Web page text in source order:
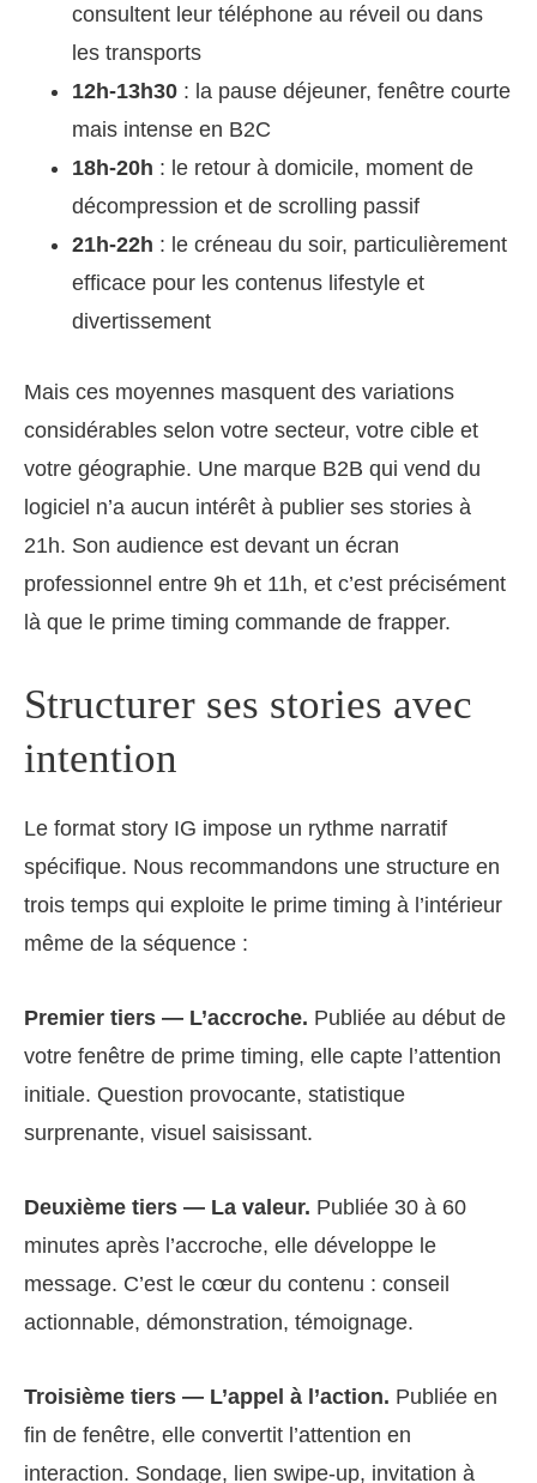
consultent leur téléphone au réveil ou dans
les transports
12h-13h30 : la pause déjeuner, fenêtre courte
mais intense en B2C
18h-20h : le retour à domicile, moment de
décompression et de scrolling passif
21h-22h : le créneau du soir, particulièrement
efficace pour les contenus lifestyle et
divertissement
Mais ces moyennes masquent des variations
considérables selon votre secteur, votre cible et
votre géographie. Une marque B2B qui vend du
logiciel n’a aucun intérêt à publier ses stories à
21h. Son audience est devant un écran
professionnel entre 9h et 11h, et c’est précisément
là que le prime timing commande de frapper.
Structurer ses stories avec
intention
Le format story IG impose un rythme narratif
spécifique. Nous recommandons une structure en
trois temps qui exploite le prime timing à l’intérieur
même de la séquence :
Premier tiers — L’accroche. Publiée au début de
votre fenêtre de prime timing, elle capte l’attention
initiale. Question provocante, statistique
surprenante, visuel saisissant.
Deuxième tiers — La valeur. Publiée 30 à 60
minutes après l’accroche, elle développe le
message. C’est le cœur du contenu : conseil
actionnable, démonstration, témoignage.
Troisième tiers — L’appel à l’action. Publiée en
fin de fenêtre, elle convertit l’attention en
interaction. Sondage, lien swipe-up, invitation à